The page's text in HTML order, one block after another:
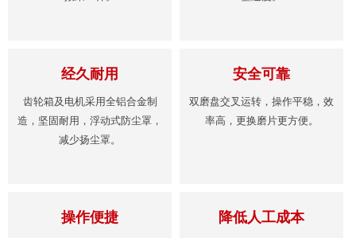
经久耐用
齿轮箱及电机采用全铝合金制
造，坚固耐用，浮动式防尘罩，
减少扬尘罩。
安全可靠
双磨盘交叉运转，操作平稳，效
率高，更换磨片更方便。
操作便捷 降低人工成本